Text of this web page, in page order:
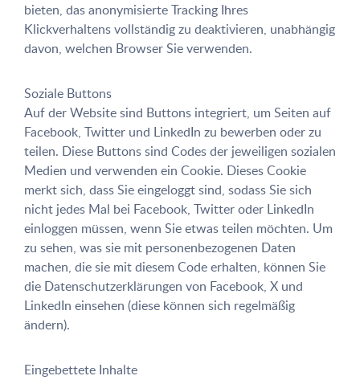
bieten, das anonymisierte Tracking Ihres
Klickverhaltens vollständig zu deaktivieren, unabhängig
davon, welchen Browser Sie verwenden.
Soziale Buttons
Auf der Website sind Buttons integriert, um Seiten auf
Facebook, Twitter und LinkedIn zu bewerben oder zu
teilen. Diese Buttons sind Codes der jeweiligen sozialen
Medien und verwenden ein Cookie. Dieses Cookie
merkt sich, dass Sie eingeloggt sind, sodass Sie sich
nicht jedes Mal bei Facebook, Twitter oder LinkedIn
einloggen müssen, wenn Sie etwas teilen möchten. Um
zu sehen, was sie mit personenbezogenen Daten
machen, die sie mit diesem Code erhalten, können Sie
die Datenschutzerklärungen von Facebook, X und
LinkedIn einsehen (diese können sich regelmäßig
ändern).
Eingebettete Inhalte